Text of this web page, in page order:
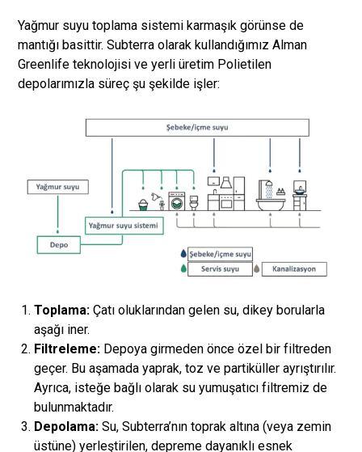
Yağmur suyu toplama sistemi karmaşık görünse de
mantığı basittir. Subterra olarak kullandığımız Alman
Greenlife teknolojisi ve yerli üretim Polietilen
depolarımızla süreç şu şekilde işler:
Toplama: Çatı oluklarından gelen su, dikey borularla
aşağı iner.
Filtreleme: Depoya girmeden önce özel bir filtreden
geçer. Bu aşamada yaprak, toz ve partiküller ayrıştırılır.
Ayrıca, isteğe bağlı olarak su yumuşatıcı filtremiz de
bulunmaktadır.
Depolama: Su, Subterra’nın toprak altına (veya zemin
üstüne) yerleştirilen, depreme dayanıklı esnek